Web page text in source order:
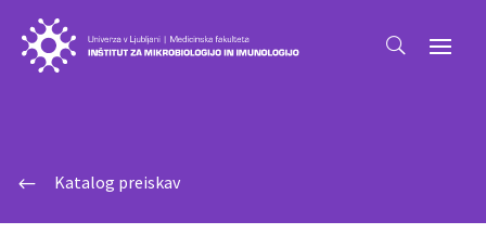
# Katalog preiskav